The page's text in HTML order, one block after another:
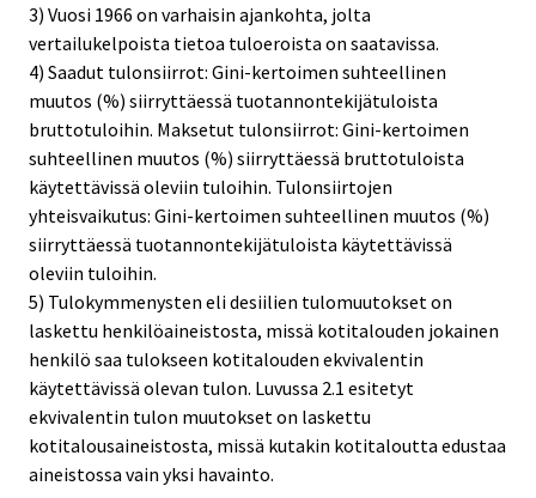
3) Vuosi 1966 on varhaisin ajankohta, jolta
vertailukelpoista tietoa tuloeroista on saatavissa.
4) Saadut tulonsiirrot: Gini-kertoimen suhteellinen
muutos (%) siirryttäessä tuotannontekijätuloista
bruttotuloihin. Maksetut tulonsiirrot: Gini-kertoimen
suhteellinen muutos (%) siirryttäessä bruttotuloista
käytettävissä oleviin tuloihin. Tulonsiirtojen
yhteisvaikutus: Gini-kertoimen suhteellinen muutos (%)
siirryttäessä tuotannontekijätuloista käytettävissä
oleviin tuloihin.
5) Tulokymmenysten eli desiilien tulomuutokset on
laskettu henkilöaineistosta, missä kotitalouden jokainen
henkilö saa tulokseen kotitalouden ekvivalentin
käytettävissä olevan tulon. Luvussa 2.1 esitetyt
ekvivalentin tulon muutokset on laskettu
kotitalousaineistosta, missä kutakin kotitaloutta edustaa
aineistossa vain yksi havainto.